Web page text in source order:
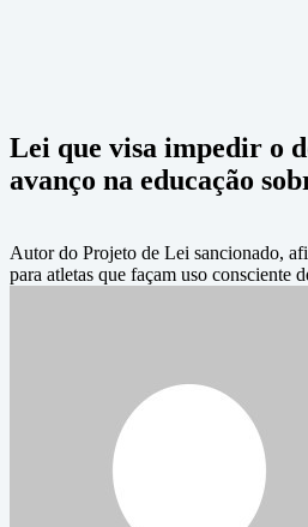
Lei que visa impedir o
avanço na educação
Autor do Projeto de Lei sancionado,
para atletas que façam uso consciente